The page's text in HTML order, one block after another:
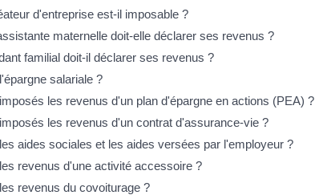
d'entreprise est-il imposable ?
maternelle doit-elle déclarer ses revenus ?
familial doit-il déclarer ses revenus ?
salariale ?
les revenus d'un plan d'épargne en actions (PEA) ?
les revenus d'un contrat d'assurance-vie ?
aides sociales et les aides versées par l'employeur ?
revenus d'une activité accessoire ?
revenus du covoiturage ?